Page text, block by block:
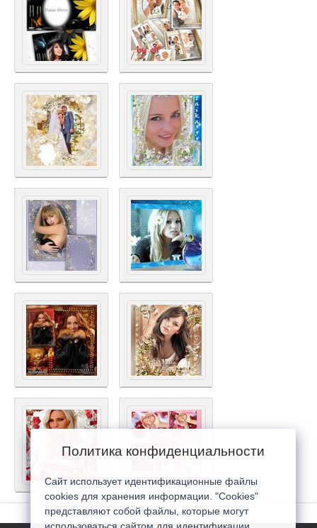
Политика конфиденциальности
Сайт использует идентификационные файлы
cookies для хранения информации. "Cookies"
представляют собой файлы, которые могут